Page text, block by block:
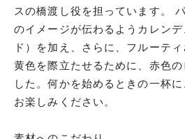
スの橋渡し役を担っています。
のイメージが伝わるようカレン
ド）を加え、さらに、フルーテ
黄色を際立たせるために、赤色
した。何かを始めるときの一杯
お楽しみください。